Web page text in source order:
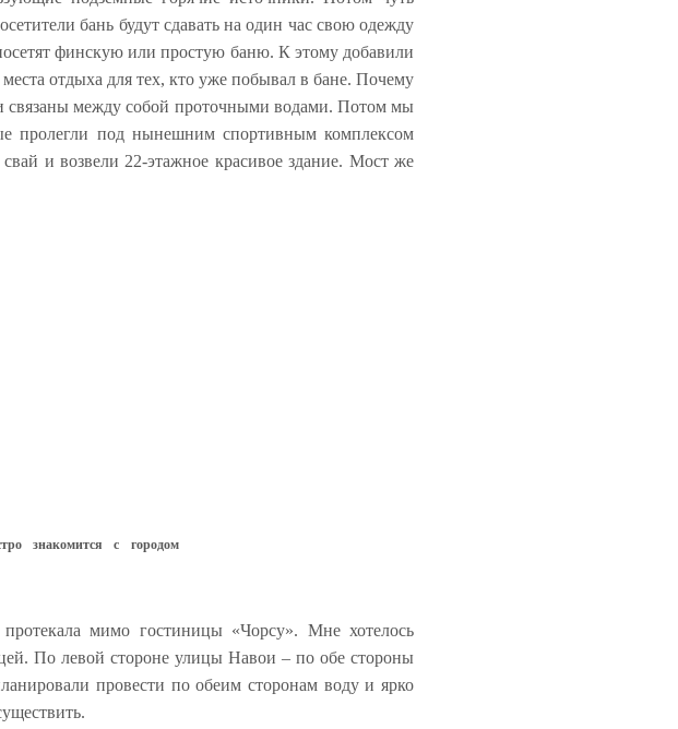
бань будут сдавать на один час свою одежду
финскую или простую баню. К этому добавили
отдыха для тех, кто уже побывал в бане. Почему
связаны между собой проточными водами. Потом мы
пролегли под нынешним спортивным комплексом
и возвели 22-этажное красивое здание. Мост же
мимо гостиницы «Чорсу». Мне хотелось
По левой стороне улицы Навои – по обе стороны
провести по обеим сторонам воду и ярко